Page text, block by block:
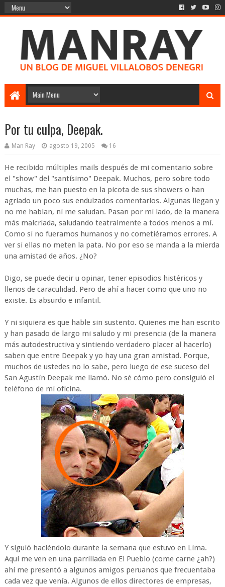
Por tu culpa, Deepak.
Man Ray agosto 19, 2005 16
He recibido múltiples mails después de mi comentario sobre
el "show" del "santísimo" Deepak. Muchos, pero sobre todo
muchas, me han puesto en la picota de sus showers o han
agriado un poco sus endulzados comentarios. Algunas llegan y
no me hablan, ni me saludan. Pasan por mi lado, de la manera
más malcriada, saludando teatralmente a todos menos a mí.
Como si no fueramos humanos y no cometiéramos errores. A
ver si ellas no meten la pata. No por eso se manda a la mierda
una amistad de años. ¿No?
Digo, se puede decir u opinar, tener episodios histéricos y
llenos de caraculidad. Pero de ahí a hacer como que uno no
existe. Es absurdo e infantil.
Y ni siquiera es que hable sin sustento. Quienes me han escrito
y han pasado de largo mi saludo y mi presencia (de la manera
más autodestructiva y sintiendo verdadero placer al hacerlo)
saben que entre Deepak y yo hay una gran amistad. Porque,
muchos de ustedes no lo sabe, pero luego de ese suceso del
San Agustín Deepak me llamó. No sé cómo pero consiguió el
teléfono de mi oficina.
Y siguió haciéndolo durante la semana que estuvo en Lima.
Aquí me ven en una parrillada en El Pueblo (come carne ¿ah?)
ahí me presentó a algunos amigos peruanos que frecuentaba
cada vez que venía. Algunos de ellos directores de empresas,